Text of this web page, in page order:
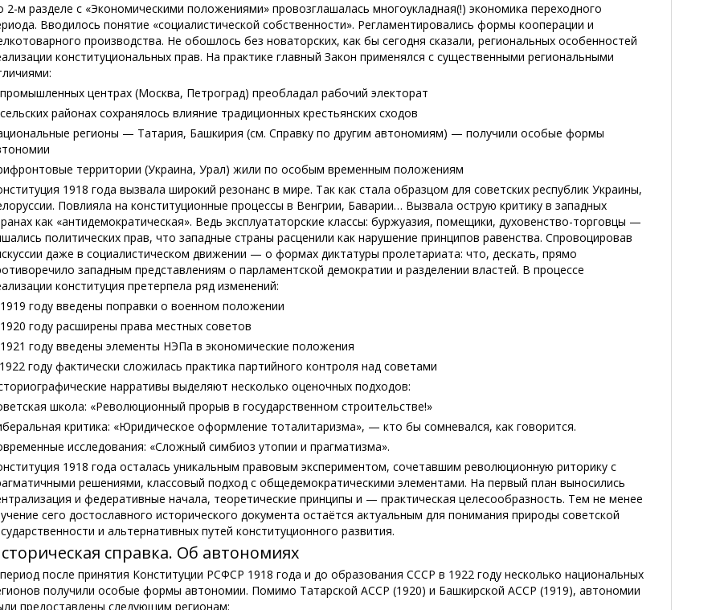
2-м разделе с «Экономическими положениями» провозглашалась многоукладная(!) экономика переходного
Вводилось понятие «социалистической собственности». Регламентировались формы кооперации и
производства. Не обошлось без новаторских, как бы сегодня сказали, региональных особенностей
конституциональных прав. На практике главный Закон применялся с существенными региональными
центрах (Москва, Петроград) преобладал рабочий электорат
районах сохранялось влияние традиционных крестьянских сходов
регионы — Татария, Башкирия (см. Справку по другим автономиям) — получили особые формы
территории (Украина, Урал) жили по особым временным положениям
1918 года вызвала широкий резонанс в мире. Так как стала образцом для советских республик Украины,
Повлияла на конституционные процессы в Венгрии, Баварии… Вызвала острую критику в западных
как «антидемократическая». Ведь эксплуататорские классы: буржуазия, помещики, духовенство-торговцы —
политических прав, что западные страны расценили как нарушение принципов равенства. Спровоцировав
даже в социалистическом движении — о формах диктатуры пролетариата: что, дескать, прямо
западным представлениям о парламентской демократии и разделении властей. В процессе
конституция претерпела ряд изменений:
году введены поправки о военном положении
году расширены права местных советов
году введены элементы НЭПа в экономические положения
году фактически сложилась практика партийного контроля над советами
нарративы выделяют несколько оценочных подходов:
школа: «Революционный прорыв в государственном строительстве!»
критика: «Юридическое оформление тоталитаризма», — кто бы сомневался, как говорится.
исследования: «Сложный симбиоз утопии и прагматизма».
1918 года осталась уникальным правовым экспериментом, сочетавшим революционную риторику с
решениями, классовый подход с общедемократическими элементами. На первый план выносились
и федеративные начала, теоретические принципы и — практическая целесообразность. Тем не менее
сего достославного исторического документа остаётся актуальным для понимания природы советской
и альтернативных путей конституционного развития.
справка. Об автономиях
после принятия Конституции РСФСР 1918 года и до образования СССР в 1922 году несколько национальных
получили особые формы автономии. Помимо Татарской АССР (1920) и Башкирской АССР (1919), автономии
предоставлены следующим регионам: